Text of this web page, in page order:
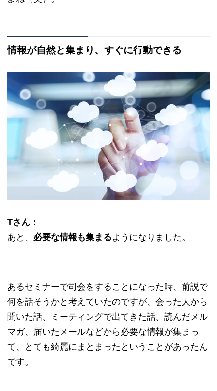
情報が自然と集まり、すぐに行動できる
Tさん：
あと、 必要な情報も集まるようになりました。
あるセミナーで司会をすることになった時、前説で
何を話そうかと考えていたのですが、会った人から
聞いた話、ミーティングで出てきた話、読んだメル
マガ、届いたメールなどから必要な情報が集まっ
て、とても綺麗にまとまったということがあったん
です。